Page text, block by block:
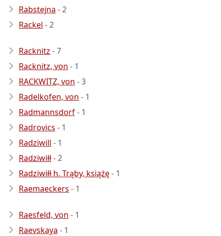
Rabstejna - 2
Rackel - 2
Racknitz - 7
Racknitz, von - 1
RACKWITZ, von - 3
Radelkofen, von - 1
Radmannsdorf- 1
Radrovics - 1
Radziwill - 1
Radziwiłł- 2
Radziwiłł h. Trąby, książę- 1
Raemaeckers - 1
Raesfeld, von - 1
Raevskaya - 1